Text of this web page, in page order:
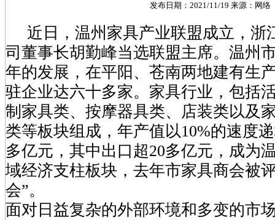
发布日期： 2021/11/19 来源： 网络
近日，温州家具产业联盟成立，浙
司董事长胡勤峰当选联盟主席。温州
年的发展，在平阳、苍南两地建有生
驻企业达六十多家。家具行业，包括
制家具类、按摩器具类、店装类以及
类等板块组成，年产值以10%的速度
多亿元，其中出口超20多亿元，成为
域经济支柱板块，去年市家具商会被
会”。
面对日益复杂的外部环境和多变的市